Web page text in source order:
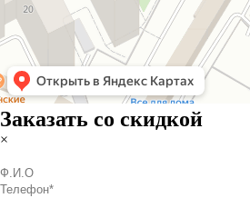
Заказать со скидкой
×